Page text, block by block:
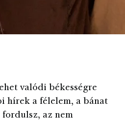
valódi békességre
hírek a félelem, a bánat
fordulsz, az nem